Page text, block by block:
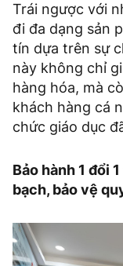
Trái ngược với
đi đa dạng sản
tín dựa trên sự
này không chỉ
hàng hóa, mà
khách hàng cá
chức giáo dục
Bảo hành 1 đổi
bạch, bảo vệ